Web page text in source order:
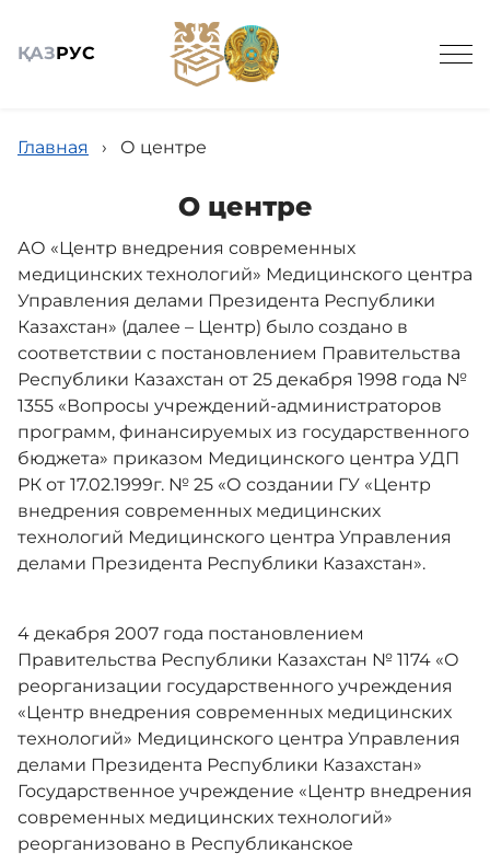
ҚАЗРУС
Общие сведения
Новости
Наши услуги
Противодействие коррупции
Контакты
Корпоративная культура
Адалдық алаңы
Единый словарь
Главная › О центре
О центре
АО «Центр внедрения современных
медицинских технологий» Медицинского центра
Управления делами Президента Республики
Казахстан» (далее – Центр) было создано в
соответствии с постановлением Правительства
Республики Казахстан от 25 декабря 1998 года №
1355 «Вопросы учреждений-администраторов
программ, финансируемых из государственного
бюджета» приказом Медицинского центра УДП
РК от 17.02.1999г. № 25 «О создании ГУ «Центр
внедрения современных медицинских
технологий Медицинского центра Управления
делами Президента Республики Казахстан».
4 декабря 2007 года постановлением
Правительства Республики Казахстан № 1174 «О
реорганизации государственного учреждения
«Центр внедрения современных медицинских
технологий» Медицинского центра Управления
делами Президента Республики Казахстан»
Государственное учреждение «Центр внедрения
современных медицинских технологий»
реорганизовано в Республиканское